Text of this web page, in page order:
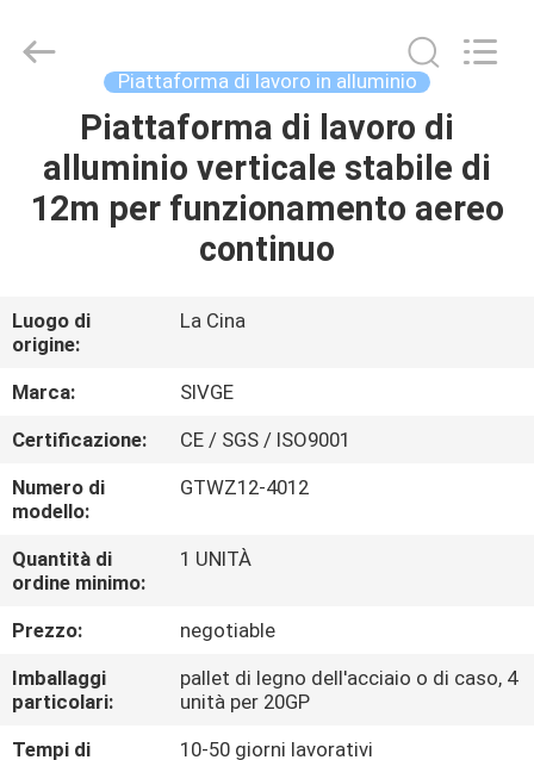
CASA
PRODOTTI
CIRCA
NOI
GIRO
DELLA
FABBRICA
CONTROLLO
DI
QUALITÀ
MACHINERY
Piattaforma di lavoro in alluminio
Piattaforma di lavoro di
alluminio verticale stabile di
12m per funzionamento aereo
continuo
Luogo di
origine:
La Cina
Marca:
SIVGE
Certificazione:
CE / SGS / ISO9001
Numero di
modello:
GTWZ12-4012
Quantità di
ordine minimo:
1 UNITÀ
Prezzo:
negotiable
Imballaggi
particolari:
pallet di legno dell'acciaio o di caso, 4
unità per 20GP
Tempi di
10-50 giorni lavorativi